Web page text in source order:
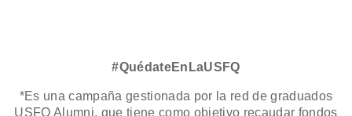
#QuédateEnLaUSFQ
*Es una campaña gestionada por la red de graduados
USFQ Alumni, que tiene como objetivo recaudar fondos